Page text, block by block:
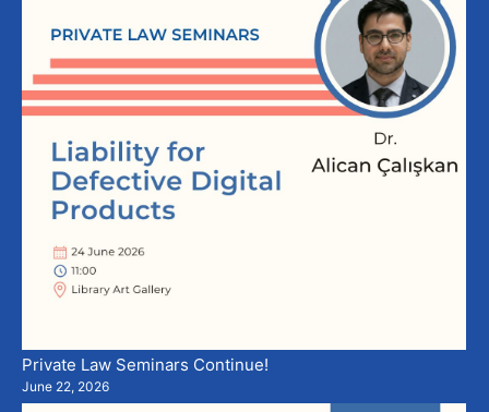
Private Law Seminars Continue!
June 22, 2026